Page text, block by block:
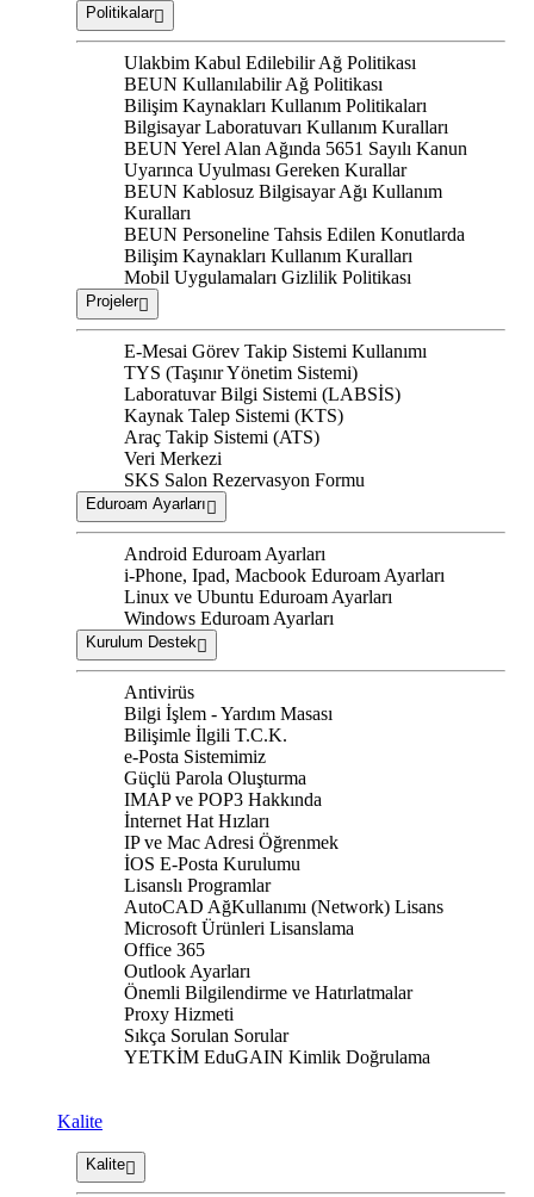
Politikalar
Ulakbim Kabul Edilebilir Ağ Politikası
BEUN Kullanılabilir Ağ Politikası
Bilişim Kaynakları Kullanım Politikaları
Bilgisayar Laboratuvarı Kullanım Kuralları
BEUN Yerel Alan Ağında 5651 Sayılı Kanun
Uyarınca Uyulması Gereken Kurallar
BEUN Kablosuz Bilgisayar Ağı Kullanım
Kuralları
BEUN Personeline Tahsis Edilen Konutlarda
Bilişim Kaynakları Kullanım Kuralları
Mobil Uygulamaları Gizlilik Politikası
Projeler
E-Mesai Görev Takip Sistemi Kullanımı
TYS (Taşınır Yönetim Sistemi)
Laboratuvar Bilgi Sistemi (LABSİS)
Kaynak Talep Sistemi (KTS)
Araç Takip Sistemi (ATS)
Veri Merkezi
SKS Salon Rezervasyon Formu
Eduroam Ayarları
Android Eduroam Ayarları
i-Phone, Ipad, Macbook Eduroam Ayarları
Linux ve Ubuntu Eduroam Ayarları
Windows Eduroam Ayarları
Kurulum Destek
Antivirüs
Bilgi İşlem - Yardım Masası
Bilişimle İlgili T.C.K.
e-Posta Sistemimiz
Güçlü Parola Oluşturma
IMAP ve POP3 Hakkında
İnternet Hat Hızları
IP ve Mac Adresi Öğrenmek
İOS E-Posta Kurulumu
Lisanslı Programlar
AutoCAD AğKullanımı (Network) Lisans
Microsoft Ürünleri Lisanslama
Office 365
Outlook Ayarları
Önemli Bilgilendirme ve Hatırlatmalar
Proxy Hizmeti
Sıkça Sorulan Sorular
YETKİM EduGAIN Kimlik Doğrulama
Kalite
Kalite